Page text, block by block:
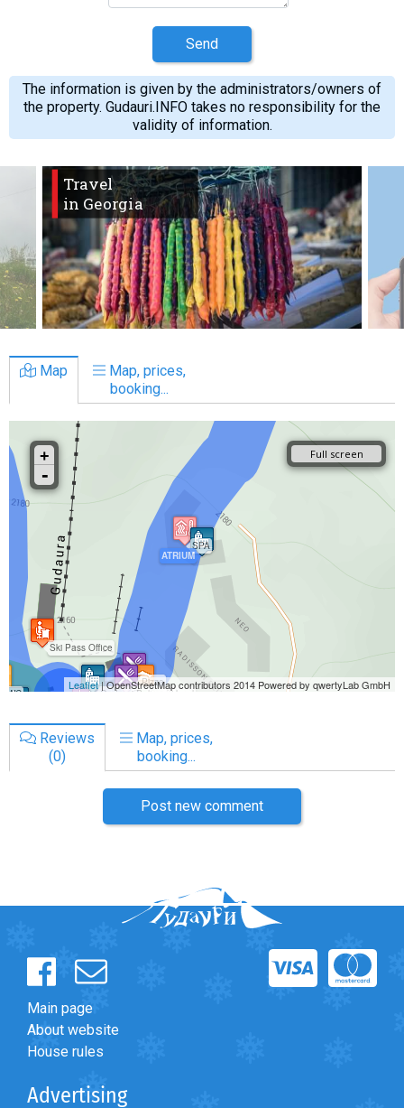
Send
The information is given by the administrators/owners of
the property. Gudauri.INFO takes no responsibility for the
validity of information.
Travel
in Georgia
Map
Map, prices,
booking...
Reviews
(0)
Map, prices,
booking...
Post new comment
Main page
About website
House rules
Advertising